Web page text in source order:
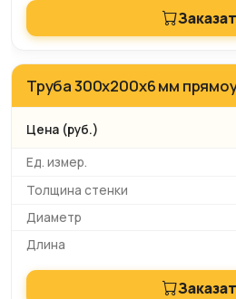
Труба 300x200x6 мм